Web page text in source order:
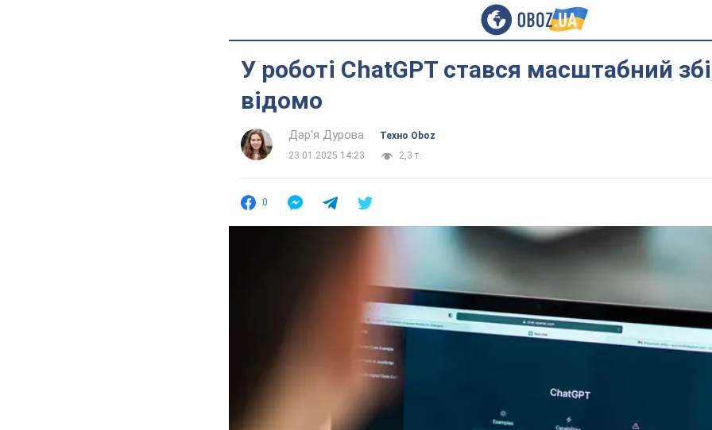
У роботі ChatGPT стався масштабний
відомо
Дар'я Дурова
Техно Oboz
23.01.2025 14:23
2,3 т.
0